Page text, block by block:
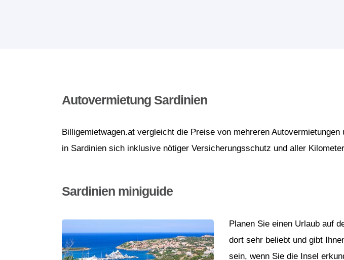
Autovermietung Sardinien
Billigemietwagen.at vergleicht die Preise von mehreren
in Sardinien sich inklusive nötiger Versicherungsschutz und aller
Sardinien miniguide
Planen Sie einen Urlaub auf
dort sehr beliebt und gibt
sein, wenn Sie die Insel